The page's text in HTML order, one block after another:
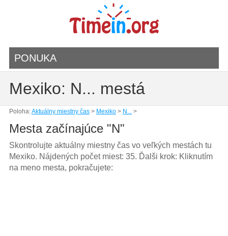
PONUKA
Mexiko: N... mestá
Poloha:Aktuálny miestny čas> Mexiko> N...>
Mesta začínajúce "N"
Skontrolujte aktuálny miestny čas vo veľkých mestách tu
Mexiko. Nájdených počet miest: 35. Ďalši krok: Kliknutím
na meno mesta, pokračujete: